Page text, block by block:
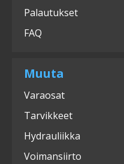
Palautukset
FAQ
Muuta
Varaosat
Tarvikkeet
Hydrauliikka
Voimansiirto